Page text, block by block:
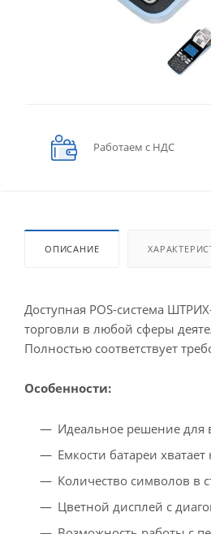
Работаем с НДС
ОПИСАНИЕ
Доступная POS-система
торговли в любой сферы
Полностью соответствует
Особенности:
Идеальное решение для
Емкости батареи
Количество символов в
Цветной дисплей с